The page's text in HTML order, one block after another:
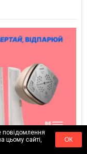
повідомлення
цьому сайті,
ОК